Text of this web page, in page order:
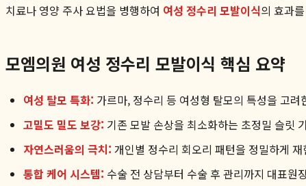
치료나 영양 주사 요법을 병행하여 여성 정수리 모발이식의 효과
모엠의원 여성 정수리 모발이식 핵심 요약
여성 탈모 특화: 가르마, 정수리 등 여성형 탈모의 특성을 고
고밀도 밀도 보강: 기존 모발 손상을 최소화하는 초정밀 슬릿
자연스러움의 극치: 개인별 정수리 회오리 패턴을 정밀하게
통합 케어 시스템: 수술 전 상담부터 수술 후 관리까지 대표원